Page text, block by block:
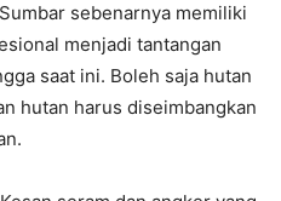
sebenarnya memiliki
menjadi tantangan
saat ini. Boleh saja hutan
hutan harus diseimbangkan